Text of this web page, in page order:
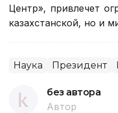
Центр», привлечет
казахстанской, но и
Наука Президент
без автора
Автор